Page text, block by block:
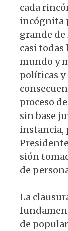
cada
incógnita
grande
casi todas
mundo y
políticas
proceso
sin base
instancia,
sión
de
La
de